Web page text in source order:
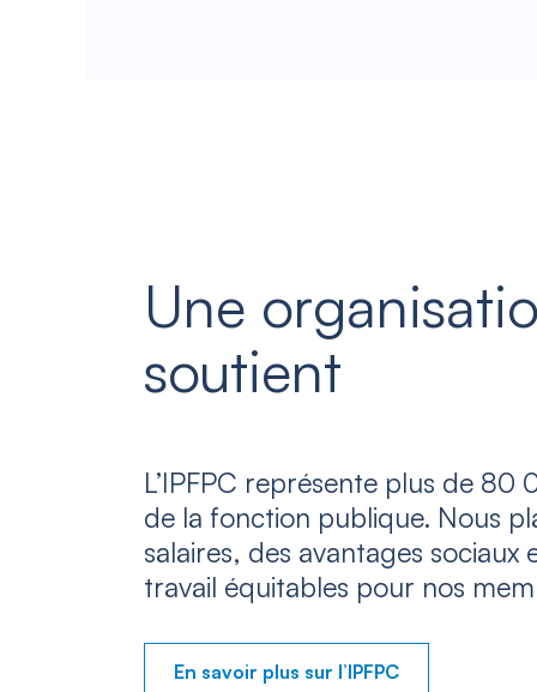
Une
soutient
L’IPFPC représente plus de 80
de la fonction publique. Nous
salaires, des avantages sociaux
travail équitables pour nos
En savoir plus sur l’IPFPC